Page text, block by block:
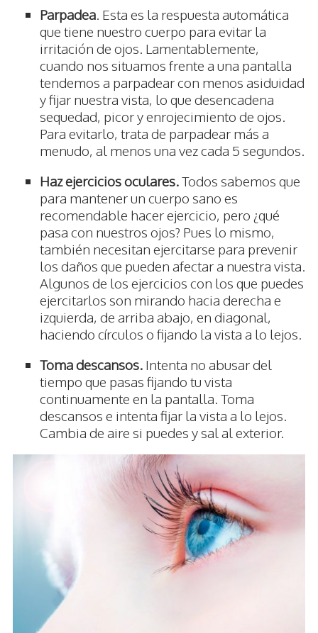
Parpadea . Esta es la respuesta automática
que tiene nuestro cuerpo para evitar la
irritación de ojos. Lamentablemente,
cuando nos situamos frente a una pantalla
tendemos a parpadear con menos asiduidad
y fijar nuestra vista, lo que desencadena
sequedad, picor y enrojecimiento de ojos.
Para evitarlo, trata de parpadear más a
menudo, al menos una vez cada 5 segundos.
Haz ejercicios oculares.Todos sabemos que
para mantener un cuerpo sano es
recomendable hacer ejercicio, pero ¿qué
pasa con nuestros ojos? Pues lo mismo,
también necesitan ejercitarse para prevenir
los daños que pueden afectar a nuestra vista.
Algunos de los ejercicios con los que puedes
ejercitarlos son mirando hacia derecha e
izquierda, de arriba abajo, en diagonal,
haciendo círculos o fijando la vista a lo lejos.
Toma descansos. Intenta no abusar del
tiempo que pasas fijando tu vista
continuamente en la pantalla. Toma
descansos e intenta fijar la vista a lo lejos.
Cambia de aire si puedes y sal al exterior.